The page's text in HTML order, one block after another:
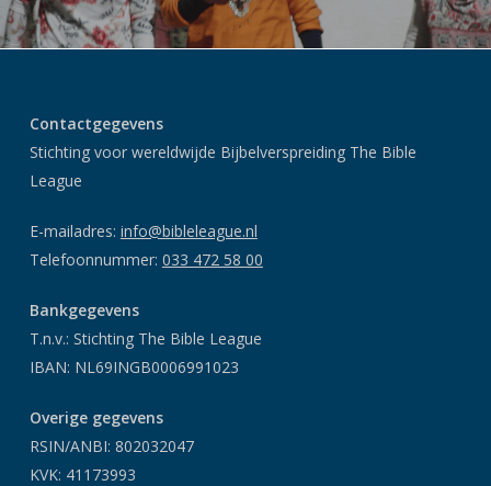
Contactgegevens
Stichting voor wereldwijde Bijbelverspreiding The Bible
League
E-mailadres: info@bibleleague.nl
Telefoonnummer: 033 472 58 00
Bankgegevens
T.n.v.: Stichting The Bible League
IBAN: NL69INGB0006991023
Overige gegevens
RSIN/ANBI: 802032047
KVK: 41173993